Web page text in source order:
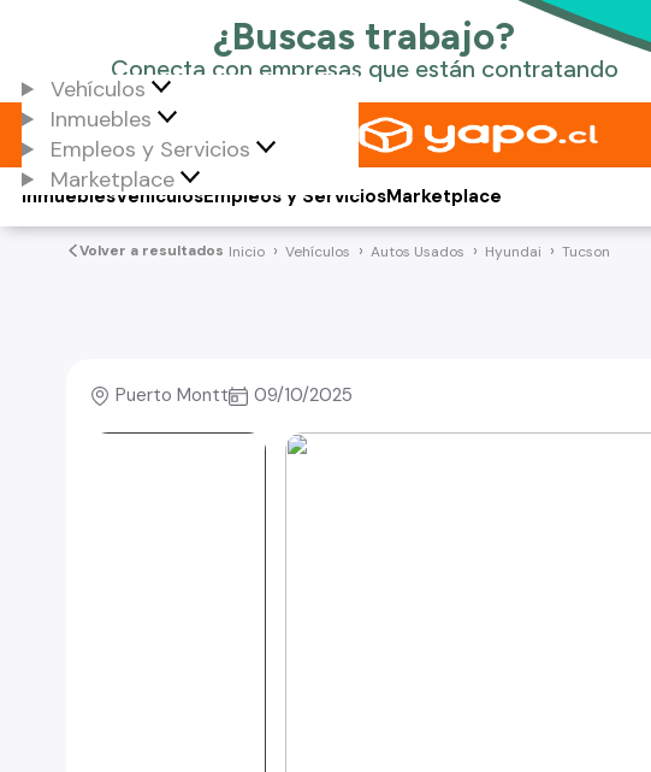
Vehículos
Inmuebles
Empleos y Servicios
Marketplace
Vehículos
Inmuebles Empleos y ServiciosMarketplace
Volver a resultados Inicio Vehículos Autos Usados Hyundai Tucson
Puerto Montt 09/10/2025